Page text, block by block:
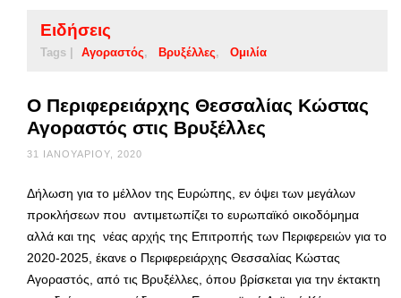
Ειδήσεις
Tags | Αγοραστός Βρυξέλλες Ομιλία
Ο Περιφερειάρχης Θεσσαλίας Κώστας
Αγοραστός στις Βρυξέλλες
31 ΙΑΝΟΥΑΡΊΟΥ, 2020
Δήλωση για το μέλλον της Ευρώπης, εν όψει των μεγάλων
προκλήσεων που αντιμετωπίζει το ευρωπαϊκό οικοδόμημα
αλλά και της νέας αρχής της Επιτροπής των Περιφερειών για το
2020-2025, έκανε ο Περιφερειάρχης Θεσσαλίας Κώστας
Αγοραστός, από τις Βρυξέλλες, όπου βρίσκεται για την έκτακτη